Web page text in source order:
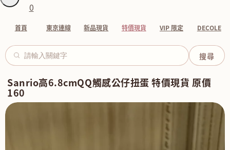
0
首頁 東京連線 新品現貨 特價現貨 VIP 限定 DECOLE
Sanrio高6.8cmQQ觸感公仔扭蛋 特價現貨 原價
160